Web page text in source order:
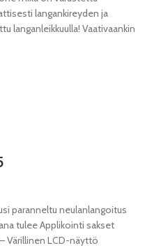
langankireyden ja
langanleikkuulla! Vaativaankin
paranneltu neulanlangoitus
tulee Applikointi sakset
Värillinen LCD-näyttö